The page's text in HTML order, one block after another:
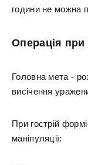
години не можна
Операція при
Головна мета -
висічення
При гострій
маніпуляції: